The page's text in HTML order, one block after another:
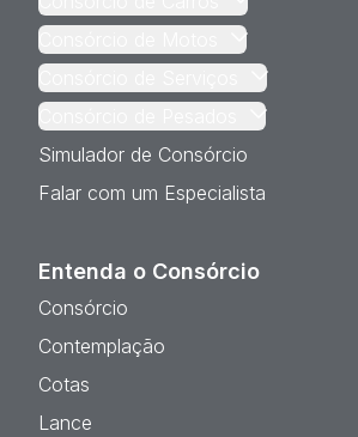
Simulador de Consórcio
Falar com um Especialista
Entenda o Consórcio
Consórcio
Contemplação
Cotas
Lance